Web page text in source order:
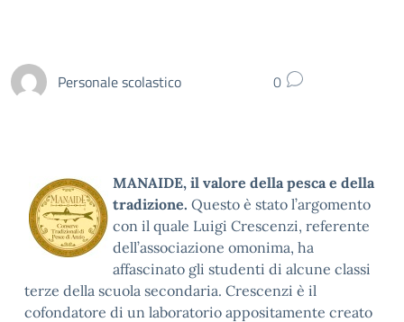
Personale scolastico 0
MANAIDE, il valore della pesca e della
tradizione. Questo è stato l’argomento
con il quale Luigi Crescenzi, referente
dell’associazione omonima, ha
affascinato gli studenti di alcune classi
terze della scuola secondaria. Crescenzi è il
cofondatore di un laboratorio appositamente creato